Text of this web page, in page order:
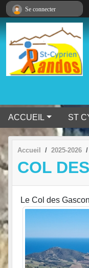
ACCUEIL ST
Accueil 2025-2026
COL
Le Col des
Se connecter
Panneau de gestion des